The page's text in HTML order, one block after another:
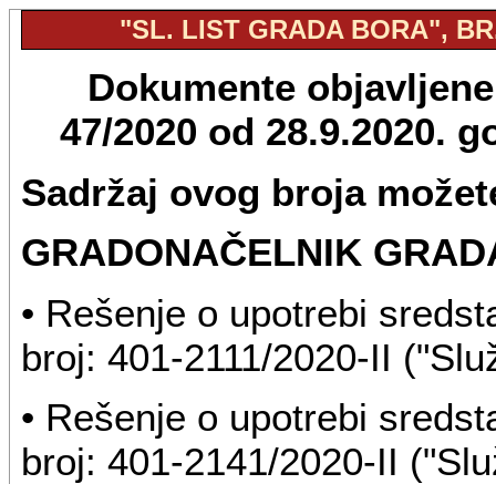
"SL. LIST GRADA BORA",
Dokumente
47/2020 od 28.9.2020.
Sadržaj ovog broja
GRADONAČELNIK
• Rešenje o upotrebi
broj: 401-2111/2020-II
• Rešenje o upotrebi
broj: 401-2141/2020-II